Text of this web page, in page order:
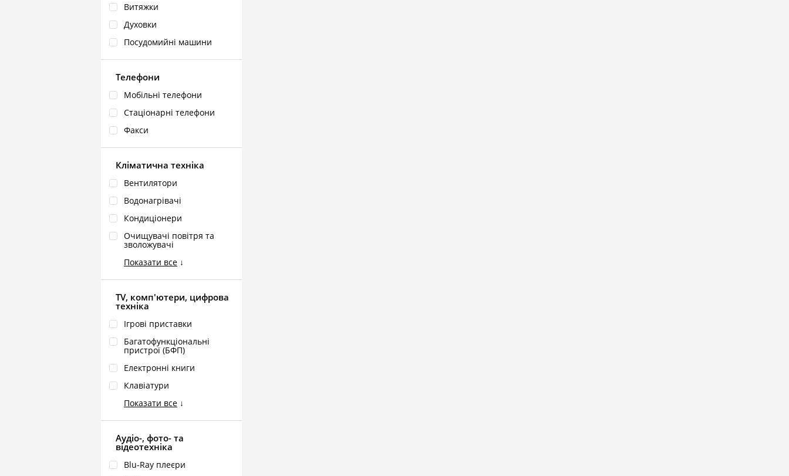
Витяжки
Духовки
Посудомийні машини
Телефони
Мобільні телефони
Стаціонарні телефони
Факси
Кліматична техніка
Вентилятори
Водонагрівачі
Кондиціонери
Очищувачі повітря та
зволожувачі
Показати все ↓
TV, комп'ютери, цифрова
техніка
Ігрові приставки
Багатофункціональні
пристрої (БФП)
Електронні книги
Клавіатури
Показати все ↓
Аудіо-, фото- та
відеотехніка
Blu‑Ray плеєри